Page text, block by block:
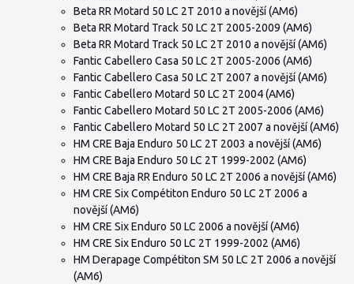
Beta RR Motard 50 LC 2T 2010 a novější (AM6)
Beta RR Motard Track 50 LC 2T 2005-2009 (AM6)
Beta RR Motard Track 50 LC 2T 2010 a novější (AM6)
Fantic Cabellero Casa 50 LC 2T 2005-2006 (AM6)
Fantic Cabellero Casa 50 LC 2T 2007 a novější (AM6)
Fantic Cabellero Motard 50 LC 2T 2004 (AM6)
Fantic Cabellero Motard 50 LC 2T 2005-2006 (AM6)
Fantic Cabellero Motard 50 LC 2T 2007 a novější (AM6)
HM CRE Baja Enduro 50 LC 2T 2003 a novější (AM6)
HM CRE Baja Enduro 50 LC 2T 1999-2002 (AM6)
HM CRE Baja RR Enduro 50 LC 2T 2006 a novější (AM6)
HM CRE Six Compétiton Enduro 50 LC 2T 2006 a
novější (AM6)
HM CRE Six Enduro 50 LC 2006 a novější (AM6)
HM CRE Six Enduro 50 LC 2T 1999-2002 (AM6)
HM Derapage Compétiton SM 50 LC 2T 2006 a novější
(AM6)